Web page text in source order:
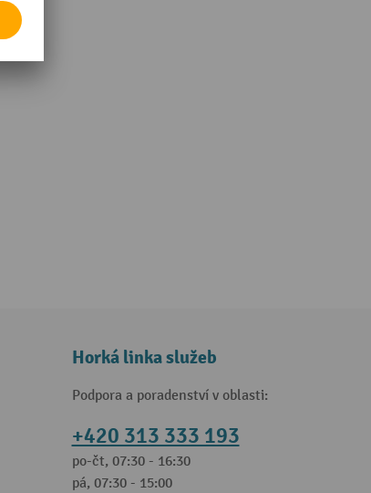
Horká linka služeb
Podpora a poradenství v oblasti:
+420 313 333 193
po-čt, 07:30 - 16:30
pá, 07:30 - 15:00